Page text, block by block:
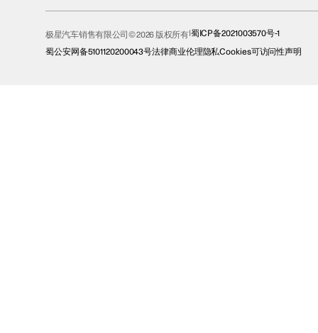
极星汽车销售有限公司© 2026 版权所有 蜀ICP备2021003570号-1
蜀公安网备5101120200043号法律商业伦理隐私Cookies可访问性声明